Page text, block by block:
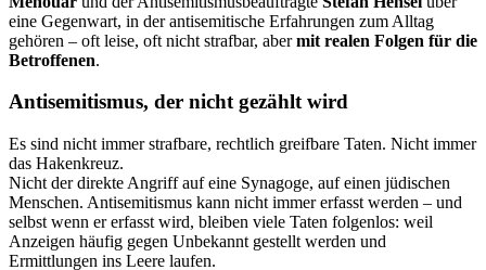
eine Gegenwart, in der antisemitische Erfahrungen zum Alltag
gehören – oft leise, oft nicht strafbar, abermit realen Folgen für die
Betroffenen.
Antisemitismus, der nicht gezählt wird
Es sind nicht immer strafbare, rechtlich greifbare Taten. Nicht immer
das Hakenkreuz.
Nicht der direkte Angriff auf eine Synagoge, auf einen jüdischen
Menschen. Antisemitismus kann nicht immer erfasst werden – und
selbst wenn er erfasst wird, bleiben viele Taten folgenlos: weil
Anzeigen häufig gegen Unbekannt gestellt werden und
Ermittlungen ins Leere laufen.